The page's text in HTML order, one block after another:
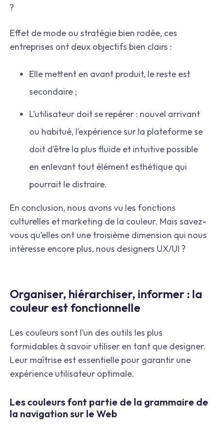
?
Effet de mode ou stratégie bien rodée, ces
entreprises ont deux objectifs bien clairs :
Elle mettent en avant produit, le reste est
secondaire ;
L’utilisateur doit se repérer : nouvel arrivant
ou habitué, l’expérience sur la plateforme se
doit d’être la plus fluide et intuitive possible
en enlevant tout élément esthétique qui
pourrait le distraire.
En conclusion, nous avons vu les fonctions
culturelles et marketing de la couleur. Mais savez-
vous qu’elles ont une troisième dimension qui nous
intéresse encore plus, nous designers UX/UI ?
Organiser, hiérarchiser, informer : la
couleur est fonctionnelle
Les couleurs sont l’un des outils les plus
formidables à savoir utiliser en tant que designer.
Leur maîtrise est essentielle pour garantir une
expérience utilisateur optimale.
Les couleurs font partie de la grammaire de
la navigation sur le Web